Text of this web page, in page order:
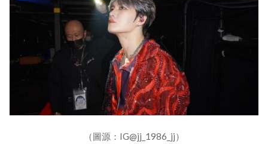
（圖源：IG@jj_1986_jj）